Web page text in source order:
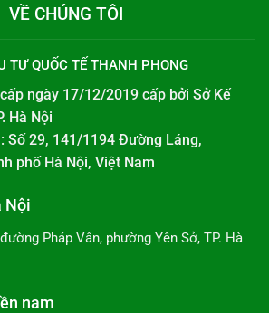
VỀ CHÚNG TÔI
TƯ QUỐC TẾ THANH PHONG
ngày 17/12/2019 cấp bởi Sở Kế
Hà Nội
Số 29, 141/1194 Đường Láng,
phố Hà Nội, Việt Nam
Nội
Pháp Vân, phường Yên Sở, TP. Hà
nam